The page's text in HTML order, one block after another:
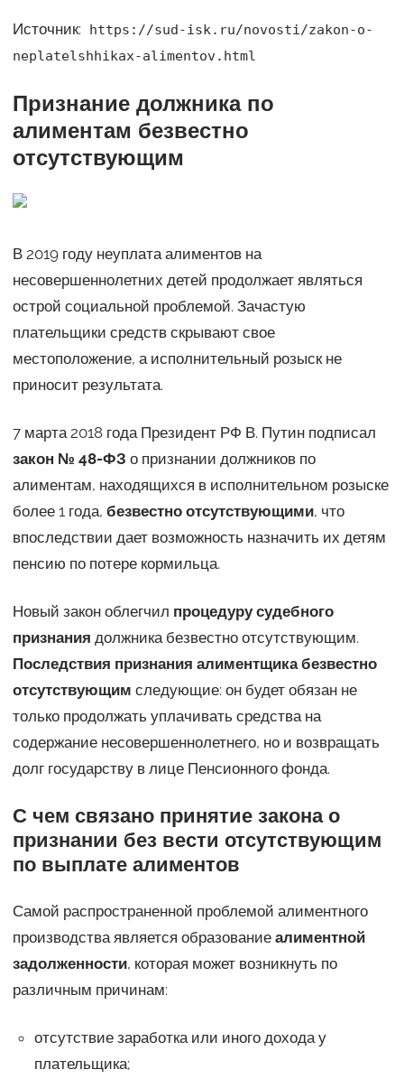
Источник:
https://sud-isk.ru/novosti/zakon-o-
neplatelshhikax-alimentov.html
Признание должника по
алиментам безвестно
отсутствующим
В 2019 году неуплата алиментов на
несовершеннолетних детей продолжает являться
острой социальной проблемой. Зачастую
плательщики средств скрывают свое
местоположение, а исполнительный розыск не
приносит результата.
7 марта 2018 года Президент РФ В. Путин подписал
закон № 48-ФЗ о признании должников по
алиментам, находящихся в исполнительном розыске
более 1 года, безвестно отсутствующими, что
впоследствии дает возможность назначить их детям
пенсию по потере кормильца.
Новый закон облегчил процедуру судебного
признания должника безвестно отсутствующим.
Последствия признания алиментщика безвестно
отсутствующим следующие: он будет обязан не
только продолжать уплачивать средства на
содержание несовершеннолетнего, но и возвращать
долг государству в лице Пенсионного фонда.
С чем связано принятие закона о
признании без вести отсутствующим
по выплате алиментов
Самой распространенной проблемой алиментного
производства является образование алиментной
задолженности, которая может возникнуть по
различным причинам:
отсутствие заработка или иного дохода у
плательщика;